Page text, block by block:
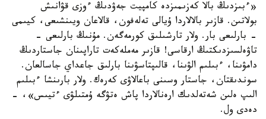
«ءبىزدىڭ بالا كەزىمىزدە كامپيت جەۋدىڭ ءوزى قۋانىش
بولاتىن. قازىر بالالاردا ۇيالى تەلەفون، قالاعان ويىنشىعى، كيىمى
- بارلىعى بار. ولار تارشىلىق كورمەگەن. مۇنىڭ بارلىعى -
تاۋەلسىزدىكتىڭ ارقاسى! قازىر مەملەكەت تاراپىنان جاستاردىڭ
دامۋىنا، ءبىلىم الۋىنا، قالىپتاسۋىنا بارلىق جاعداي جاسالعان.
سوندىقتان، جاستار وسىنى باعالاۋى كەرەك. ولار بارىنشا ءبىلىم
الىپ ەلىن شەتەلدىك ارەنالاردا پاش ەتۋگە ۇمتىلۋى ءتيىس»، -
دەدى ول.